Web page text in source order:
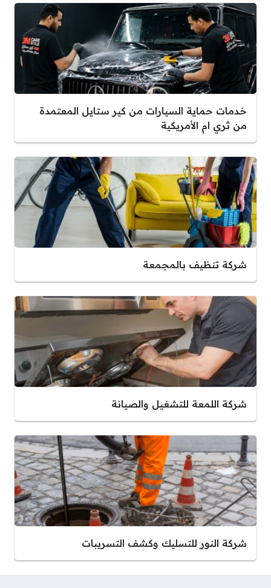
خدمات حماية السيارات من كير ستايل المعتمدة
من ثري ام الأمريكية
شركة تنظيف بالمجمعة
شركة اللمعة للتشغيل والصيانة
شركة النور للتسليك وكشف التسريبات